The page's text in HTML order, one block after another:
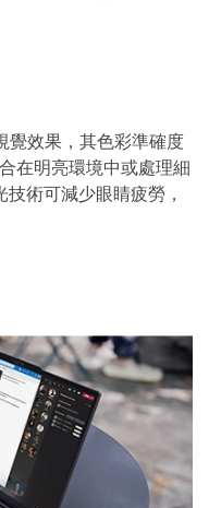
覺效果，其色彩準確度
在明亮環境中或處理細
術可減少眼睛疲勞，